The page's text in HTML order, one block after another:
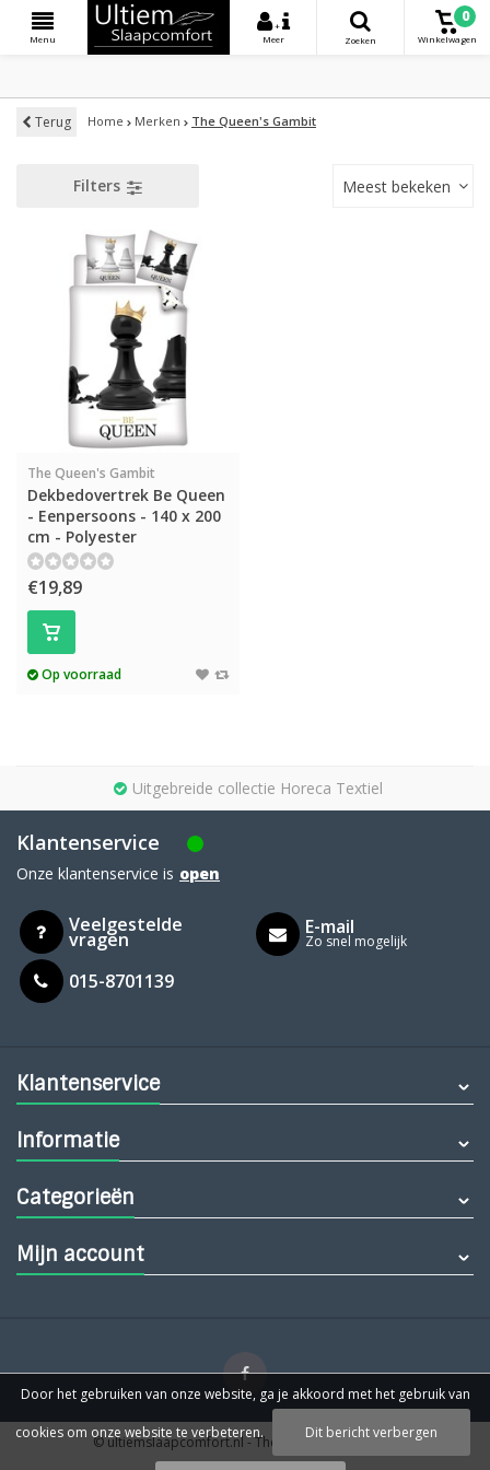
Menu
+
Meer
Zoeken
0
Winkelwagen
Terug Home Merken The Queen's Gambit
Filters Meest bekeken
The Queen's Gambit
Dekbedovertrek Be Queen
- Eenpersoons - 140 x 200
cm - Polyester
€19,89
Op voorraad
Uitgebreide collectie Horeca Textiel
Klantenservice
Onze klantenservice is open
Veelgestelde
vragen
015-8701139
E-mail
Zo snel mogelijk
Klantenservice
Informatie
Categorieën
Mijn account
© ultiemslaapcomfort.nl- Theme byWebdinge.nl
Door het gebruiken van onze website, ga je akkoord met het gebruik van
cookies om onze website te verbeteren. Dit bericht verbergen